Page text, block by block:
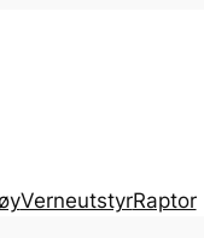
VerneutstyrRaptor